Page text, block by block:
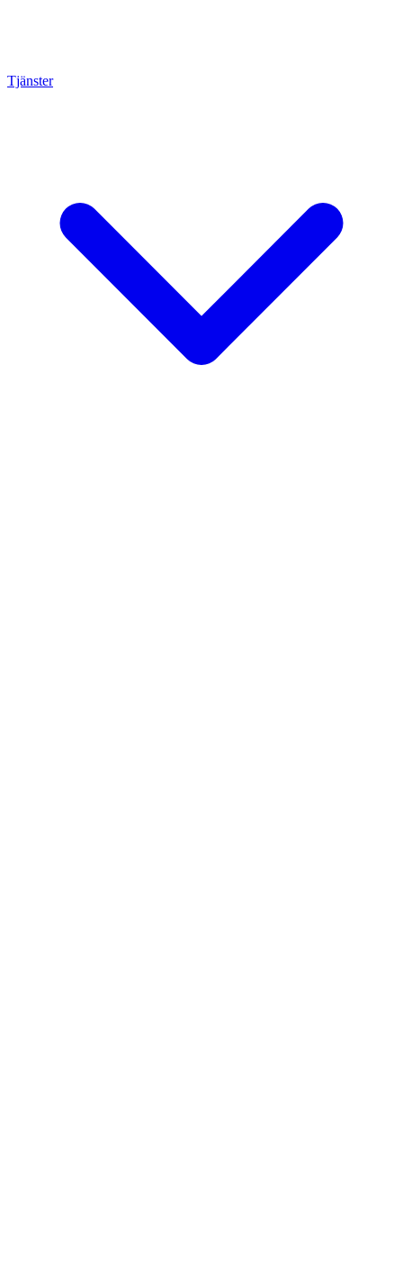
Tjänster